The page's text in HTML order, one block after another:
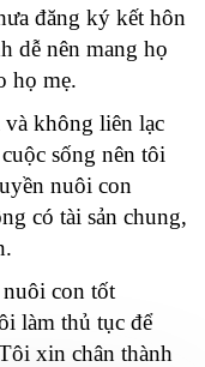
đăng ký kết hôn
dễ nên mang họ
họ mẹ.
không liên lạc
sống nên tôi
nuôi con
có tài sản chung,
con tốt
làm thủ tục để
xin chân thành